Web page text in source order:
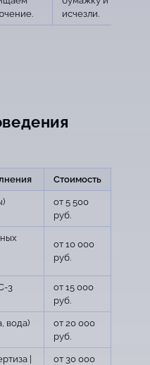
исчезли.
Стоимость
от 5 500
руб.
от 10 000
руб.
3
от 15 000
руб.
вода)
от 20 000
руб.
|
от 30 000